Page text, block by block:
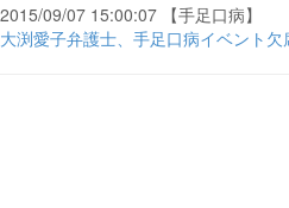
2015/09/07 15:00:07 【手足口病】
大渕愛子弁護士、手足口病イベント